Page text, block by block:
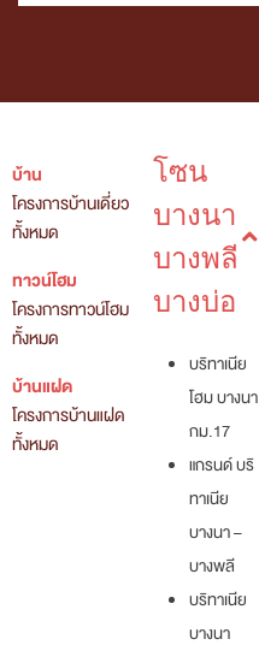
บ้าน
โครงการบ้านเดี่ยว
ทั้งหมด
ทาวน์โฮม
โครงการทาวน์โฮม
ทั้งหมด
บ้านแฝด
โครงการบ้านแฝด
ทั้งหมด
โซน
บางนา
บางพลี
บางบ่อ
บริทาเนีย
โฮม บางนา
กม.17
แกรนด์ บริ
ทาเนีย
บางนา –
บางพลี
บริทาเนีย
บางนา